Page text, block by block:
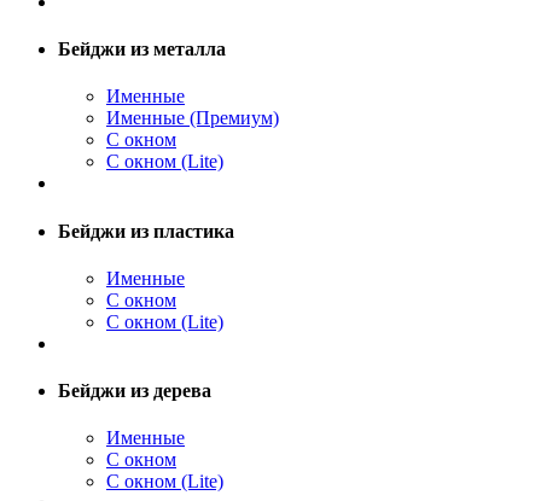
Бейджи из металла
Именные
Именные (Премиум)
С окном
С окном (Lite)
Бейджи из пластика
Именные
С окном
С окном (Lite)
Бейджи из дерева
Именные
С окном
С окном (Lite)